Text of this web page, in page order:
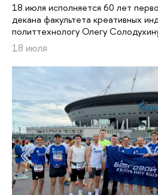
18 июля исполняется 60 лет
декана факультета креативных
политтехнологу Олегу
18 июля